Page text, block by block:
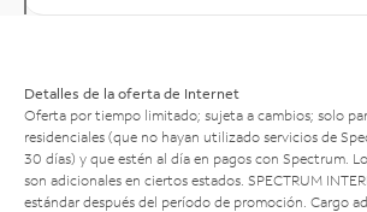
Detalles de la oferta de Internet
Oferta por tiempo limitado; sujeta a cambios; solo
residenciales (que no hayan utilizado servicios de
30 días) y que estén al día en pagos con Spectrum.
son adicionales en ciertos estados. SPECTRUM
estándar después del período de promoción. Cargo